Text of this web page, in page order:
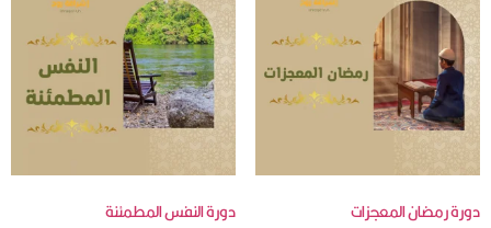
دورة رمضان المعجزات دورة النفس المطمئنة